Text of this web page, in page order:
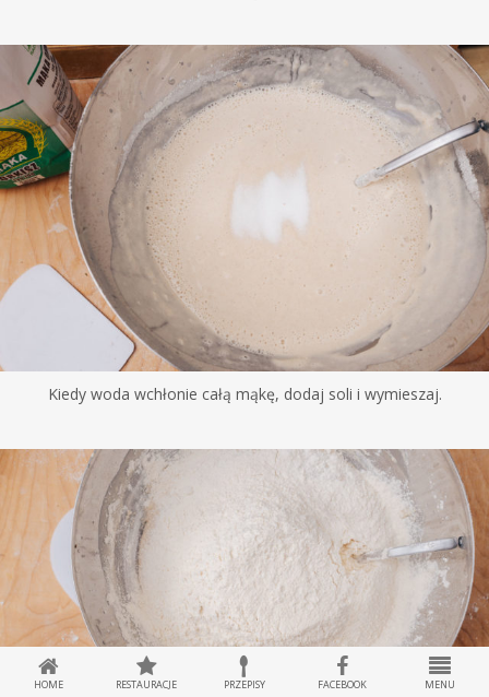
Kiedy woda wchłonie całą mąkę, dodaj soli i wymieszaj.
HOME RESTAURACJE PRZEPISY FACEBOOK MENU